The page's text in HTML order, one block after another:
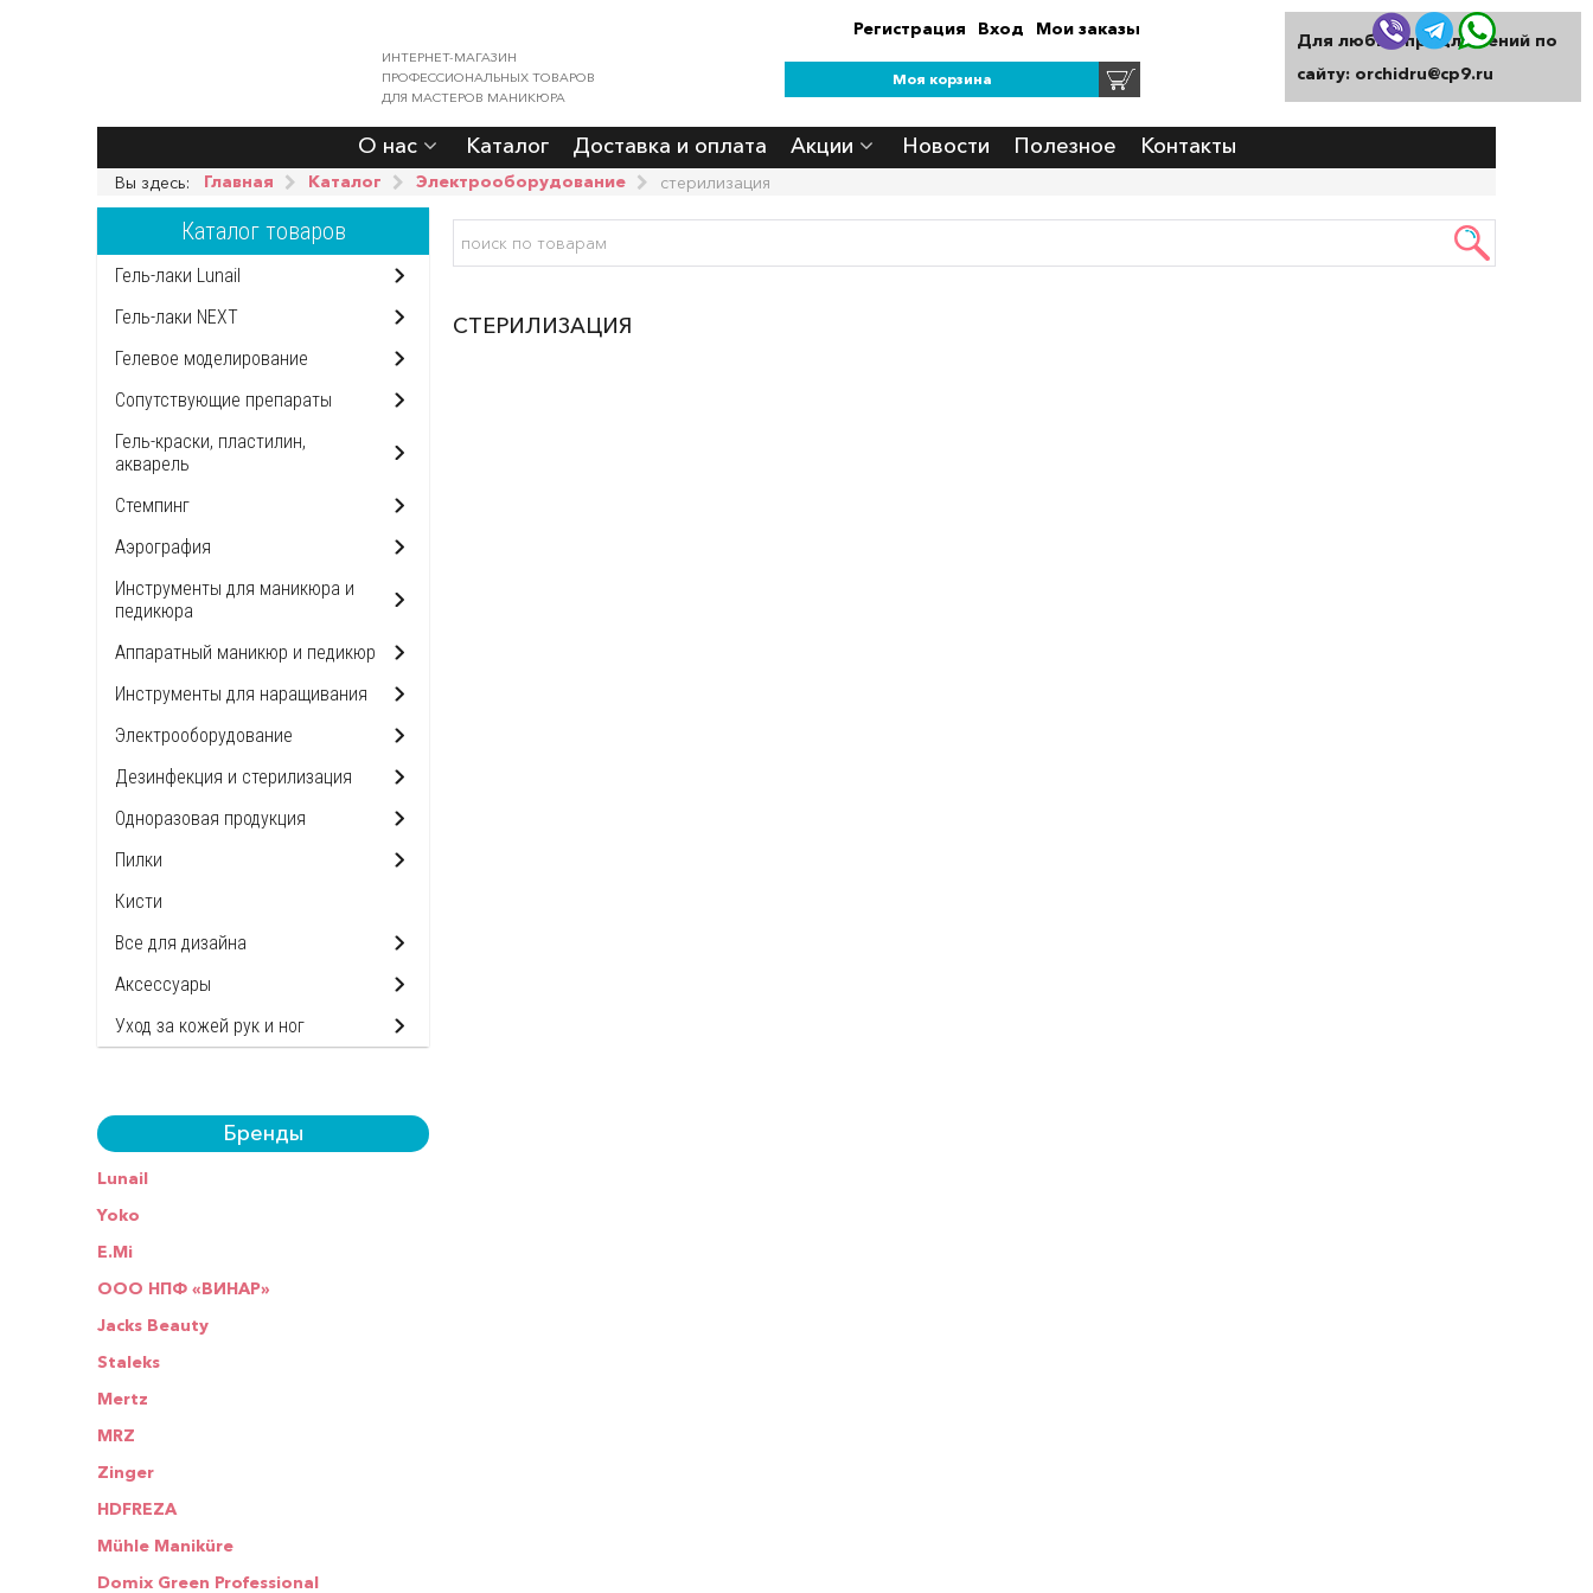
ИНТЕРНЕТ-МАГАЗИН
ПРОФЕССИОНАЛЬНЫХ ТОВАРОВ
ДЛЯ МАСТЕРОВ МАНИКЮРА
Регистрация Вход Мои заказы
Моя корзина
О нас Каталог Доставка и оплата Акции Новости Полезное Контакты
Вы здесь: Главная Каталог Электрооборудование стерилизация
Каталог товаров
Гель-лаки Lunail
Гель-лаки NEXT
Гелевое моделирование
Сопутствующие препараты
Гель-краски, пластилин,
акварель
Стемпинг
Аэрография
Инструменты для маникюра и
педикюра
Аппаратный маникюр и педикюр
Инструменты для наращивания
Электрооборудование
Дезинфекция и стерилизация
Одноразовая продукция
Пилки
Кисти
Все для дизайна
Аксессуары
Уход за кожей рук и ног
Бренды
Lunail
Yoko
E.Mi
ООО НПФ «ВИНАР»
Jacks Beauty
Staleks
Mertz
MRZ
Zinger
HDFREZA
Mühle Maniküre
Domix Green Professional
СТЕРИЛИЗАЦИЯ
Для любых предложений по
сайту: orchidru@cp9.ru